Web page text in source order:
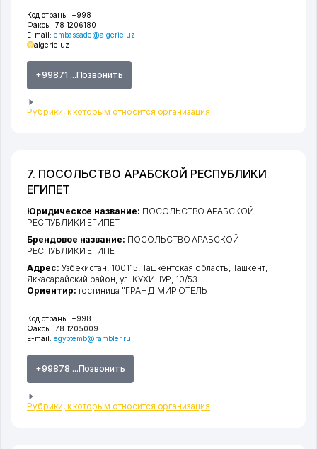
Код страны: +998
Факсы: 78 1206180
E-mail: embassade@algerie.uz
algerie.uz
+99871 ...Позвонить
Рубрики, к которым относится организация
7. ПОСОЛЬСТВО АРАБСКОЙ РЕСПУБЛИКИ
ЕГИПЕТ
Код страны: +998
Факсы: 78 1205009
E-mail: egyptemb@rambler.ru
+99878 ...Позвонить
Рубрики, к которым относится организация
Юридическое название: ПОСОЛЬСТВО АРАБСКОЙ
РЕСПУБЛИКИ ЕГИПЕТ
Брендовое название: ПОСОЛЬСТВО АРАБСКОЙ
РЕСПУБЛИКИ ЕГИПЕТ
Адрес: Узбекистан, 100115, Ташкентская область, Ташкент,
Яккасарайский район, ул. КУХИНУР, 10/53
Ориентир: гостиница "ГРАНД МИР ОТЕЛЬ